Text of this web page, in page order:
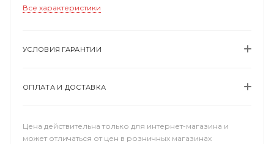
Все характеристики
УСЛОВИЯ ГАРАНТИИ
ОПЛАТА И ДОСТАВКА
Цена действительна только для интернет-магазина и
может отличаться от цен в розничных магазинах